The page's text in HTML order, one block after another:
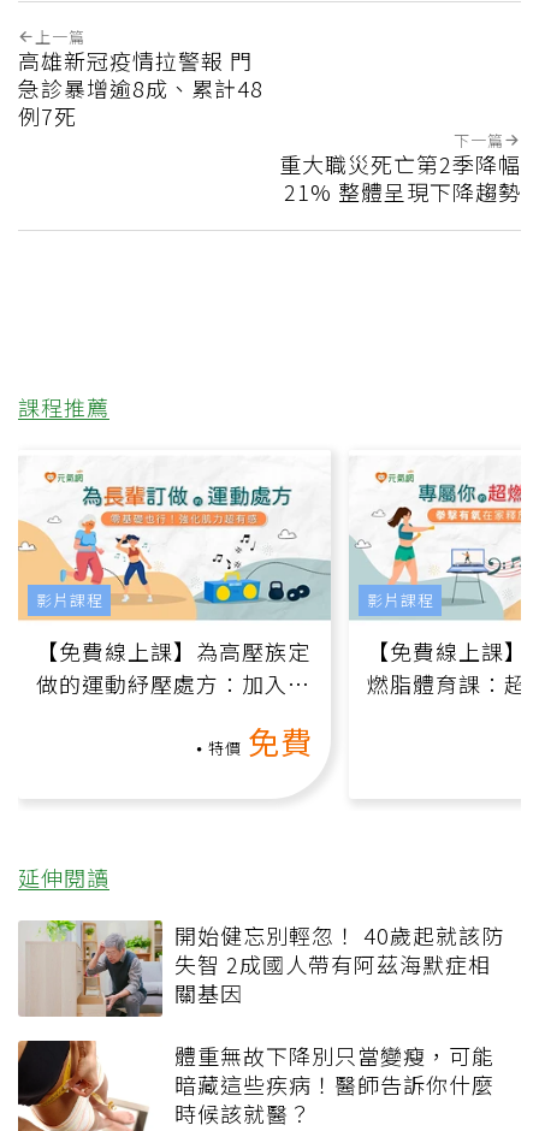
上一篇
高雄新冠疫情拉警報 門
急診暴增逾8成、累計48
例7死
下一篇
重大職災死亡第2季降幅
21% 整體呈現下降趨勢
課程推薦
【免費線上課】為高壓族定
做的運動紓壓處方：加入行
特價 免費
影片課程
【免費線上課
燃脂體育課：超
影片課程
延伸閱讀
開始健忘別輕忽！ 40歲起就該防
失智 2成國人帶有阿茲海默症相
關基因
體重無故下降別只當變瘦，可能
暗藏這些疾病！醫師告訴你什麼
時候該就醫？